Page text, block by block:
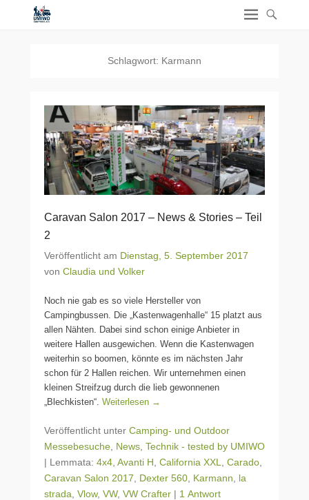
Schlagwort: Karmann
Caravan Salon 2017 – News & Stories – Teil
2
Veröffentlicht am Dienstag, 5. September 2017
von Claudia und Volker
Noch nie gab es so viele Hersteller von
Campingbussen. Die „Kastenwagenhalle“ 15 platzt aus
allen Nähten. Dabei sind schon einige Anbieter in
weitere Hallen ausgewichen. Wenn die Kastenwagen
weiterhin so boomen, könnte es im nächsten Jahr
schon für 2 Hallen reichen. Wir unternehmen einen
kleinen Streifzug durch die lieb gewonnenen
„Blechkisten“. Weiterlesen →
Veröffentlicht unter Camping- und Outdoor
Messebesuche News Technik - tested by UMIWO
| Lemmata: 4x4 Avanti H California XXL Carado
Caravan Salon 2017
Dexter 560 Karmann
la
strada Vlow, VW, VW Crafter | 1 Antwort